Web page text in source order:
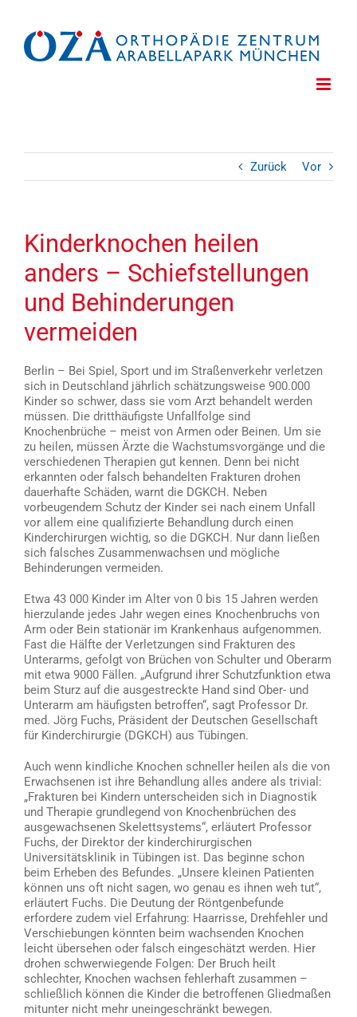
springen
Zurück Vor
Kinderknochen heilen
anders – Schiefstellungen
und Behinderungen
vermeiden
Berlin – Bei Spiel, Sport und im Straßenverkehr verletzen
sich in Deutschland jährlich schätzungsweise 900.000
Kinder so schwer, dass sie vom Arzt behandelt werden
müssen. Die dritthäufigste Unfallfolge sind
Knochenbrüche – meist von Armen oder Beinen. Um sie
zu heilen, müssen Ärzte die Wachstumsvorgänge und die
verschiedenen Therapien gut kennen. Denn bei nicht
erkannten oder falsch behandelten Frakturen drohen
dauerhafte Schäden, warnt die DGKCH. Neben
vorbeugendem Schutz der Kinder sei nach einem Unfall
vor allem eine qualifizierte Behandlung durch einen
Kinderchirurgen wichtig, so die DGKCH. Nur dann ließen
sich falsches Zusammenwachsen und mögliche
Behinderungen vermeiden.
Etwa 43 000 Kinder im Alter von 0 bis 15 Jahren werden
hierzulande jedes Jahr wegen eines Knochenbruchs von
Arm oder Bein stationär im Krankenhaus aufgenommen.
Fast die Hälfte der Verletzungen sind Frakturen des
Unterarms, gefolgt von Brüchen von Schulter und Oberarm
mit etwa 9000 Fällen. „Aufgrund ihrer Schutzfunktion etwa
beim Sturz auf die ausgestreckte Hand sind Ober- und
Unterarm am häufigsten betroffen“, sagt Professor Dr.
med. Jörg Fuchs, Präsident der Deutschen Gesellschaft
für Kinderchirurgie (DGKCH) aus Tübingen.
Auch wenn kindliche Knochen schneller heilen als die von
Erwachsenen ist ihre Behandlung alles andere als trivial:
„Frakturen bei Kindern unterscheiden sich in Diagnostik
und Therapie grundlegend von Knochenbrüchen des
ausgewachsenen Skelettsystems“, erläutert Professor
Fuchs, der Direktor der kinderchirurgischen
Universitätsklinik in Tübingen ist. Das beginne schon
beim Erheben des Befundes. „Unsere kleinen Patienten
können uns oft nicht sagen, wo genau es ihnen weh tut“,
erläutert Fuchs. Die Deutung der Röntgenbefunde
erfordere zudem viel Erfahrung: Haarrisse, Drehfehler und
Verschiebungen könnten beim wachsenden Knochen
leicht übersehen oder falsch eingeschätzt werden. Hier
drohen schwerwiegende Folgen: Der Bruch heilt
schlechter, Knochen wachsen fehlerhaft zusammen –
schließlich können die Kinder die betroffenen Gliedmaßen
mitunter nicht mehr uneingeschränkt bewegen.